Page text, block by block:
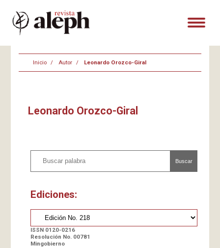
Inicio Autor Leonardo Orozco-Giral
Leonardo Orozco-Giral
Buscar
Ediciones:
ISSN 0120-0216
Resolución No. 00781
Mingobierno